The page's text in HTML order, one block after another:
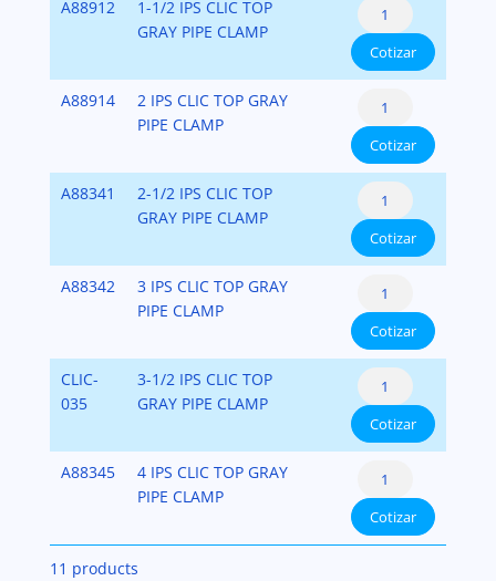
Colgador
de
Tuberías
cantidad
A88912
1-1/2 IPS CLIC TOP
GRAY PIPE CLAMP
Clic®
Top
Hanger
-
Colgador
de
Tuberías
cantidad
Cotizar
A88914
2 IPS CLIC TOP GRAY
PIPE CLAMP
Clic®
Top
Hanger
-
Colgador
de
Tuberías
cantidad
Cotizar
A88341
2-1/2 IPS CLIC TOP
GRAY PIPE CLAMP
Clic®
Top
Hanger
-
Colgador
de
Tuberías
cantidad
Cotizar
A88342
3 IPS CLIC TOP GRAY
PIPE CLAMP
Clic®
Top
Hanger
-
Colgador
de
Tuberías
cantidad
Cotizar
CLIC-
035
3-1/2 IPS CLIC TOP
GRAY PIPE CLAMP
Clic®
Top
Hanger
-
Colgador
de
Tuberías
cantidad
Cotizar
A88345
4 IPS CLIC TOP GRAY
PIPE CLAMP
Clic®
Top
Hanger
-
Cotizar
11 products